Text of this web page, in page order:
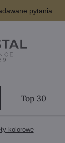
pytania
Top 30
kolorowe